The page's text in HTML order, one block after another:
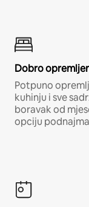
Dobro
Potpuno
kuhinju i sve
boravak od
opciju